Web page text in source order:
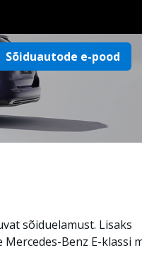
Sõiduautode e-pood
sõiduelamust. Lisaks
Benz E-klassi